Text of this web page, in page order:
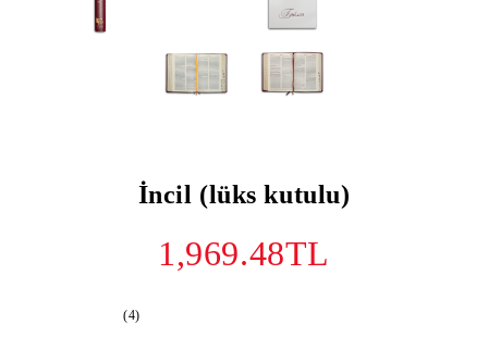
İncil (lüks kutulu)
1,969.48TL
(4)